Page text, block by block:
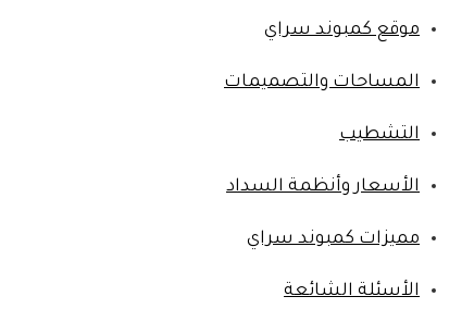
موقع كمبوند سراي
المساحات والتصميمات
التشطيب
الأسعار وأنظمة السداد
مميزات كمبوند سراي
الأسئلة الشائعة